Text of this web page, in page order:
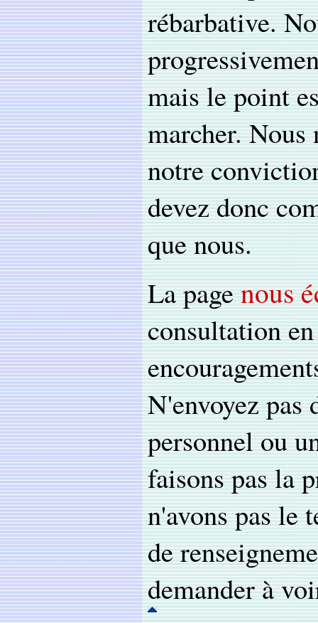
rébarbative.
mais le point
marcher. Nous
notre
devez donc
que nous.
La pagenous
consultation
N'envoyez pas
personnel ou
faisons pas la
n'avons pas le
de
demander à